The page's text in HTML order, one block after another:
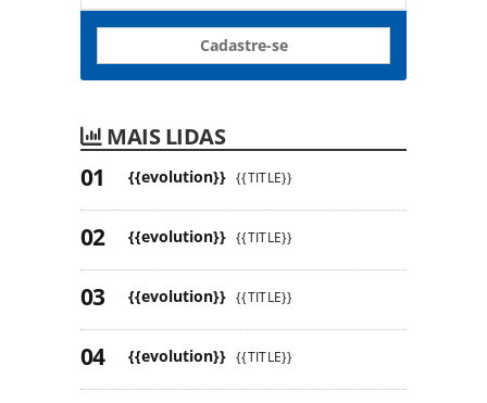
Cadastre-se
MAIS LIDAS
{{evolution}} {{TITLE}}
{{evolution}} {{TITLE}}
{{evolution}} {{TITLE}}
{{evolution}} {{TITLE}}